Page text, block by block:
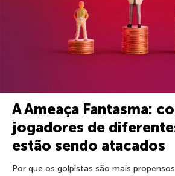
A Ameaça Fantasma:
jogadores de
estão sendo atacados
Por que os golpistas são mais